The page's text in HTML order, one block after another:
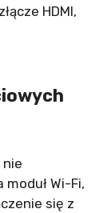
HDMI,
Wi-Fi,
się z